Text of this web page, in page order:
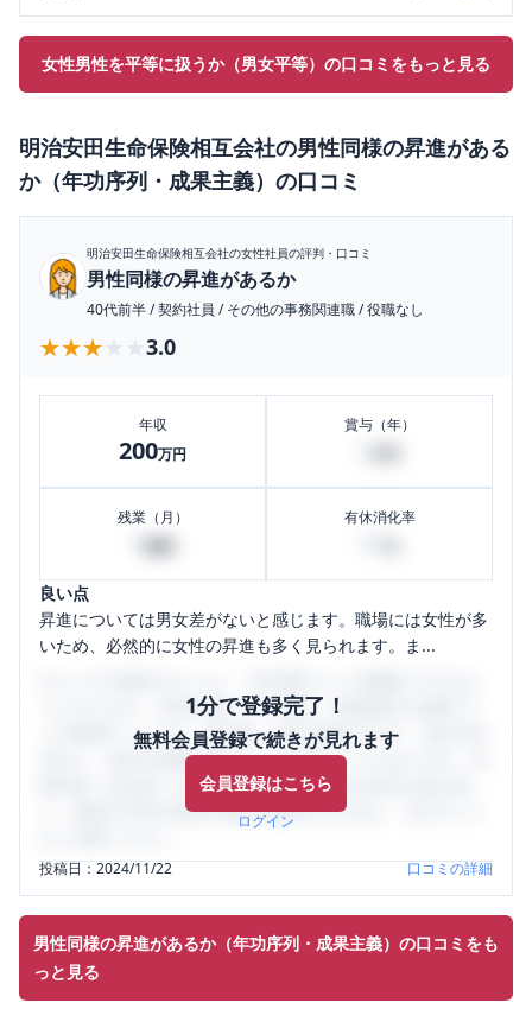
女性男性を平等に扱うか（男女平等）の口コミをもっと見る
明治安田生命保険相互会社の男性同様の昇進がある
か（年功序列・成果主義） の口コミ
明治安田生命保険相互会社の女性社員の評判・口コミ
男性同様の昇進があるか
40代前半/契約社員 /その他の事務関連職/役職なし
★★★★★
★★★★★ 3.0
年収
200万円
賞与（年）
残業（月） 有休消化率
良い点
昇進については男女差がないと感じます。職場には女性が多
いため、必然的に女性の昇進も多く見られます。ま...
1分で登録完了！
無料会員登録で続きが見れます
会員登録はこちら
ログイン
うになります。SHEHUB(シーハブ)は、女性限定の企業口コ
ミの投稿サイトです。給与面・女性の働きやすさ・会社の評
判など、女性の転職は気にすべき点がたくさんあります。先
輩社員（元社員）の口コミを通して、本当の会社の姿を知
り、将来の不安や現在の悩みを解消するために、ぜひサイト
投稿日：2024/11/22 口コミの詳細
男性同様の昇進があるか（年功序列・成果主義）の口コミをも
っと見る